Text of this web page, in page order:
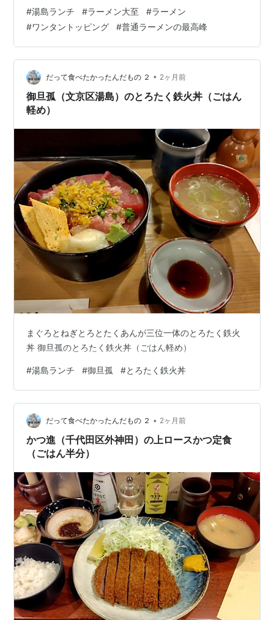
#湯島ランチ #ラーメン大至 #ラーメン
#ワンタントッピング #普通ラーメンの最高峰
だって食べたかったんだもの ２ • 2ヶ月前
御旦孤（文京区湯島）のとろたく鉄火丼（ごはん
軽め）
まぐろとねぎとろとたくあんが三位一体のとろたく鉄火
丼 御旦孤のとろたく鉄火丼（ごはん軽め）
#湯島ランチ #御旦孤 #とろたく鉄火丼
だって食べたかったんだもの ２ • 2ヶ月前
かつ進（千代田区外神田）の上ロースかつ定食
（ごはん半分）